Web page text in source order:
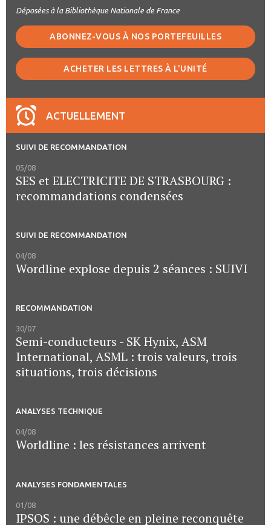
Déposées à la Bibliothèque Nationale de France
ABONNEZ-VOUS À NOS PORTEFEUILLES
ACHETER LES LETTRES À L'UNITÉ
ACTUELLEMENT
SUIVI DE RECOMMANDATION
05/08
SES et ELECTRICITE DE STRASBOURG :
recommandations condensées
SUIVI DE RECOMMANDATION
04/08
Wordline explose depuis 2 séances : SUIVI
RECOMMANDATION
30/07
Semi-conducteurs - SK Hynix, ASM
International, ASML : trois valeurs, trois
situations, trois décisions
ANALYSES TECHNIQUE
04/08
Worldline : les résistances arrivent
ANALYSES FONDAMENTALES
01/08
IPSOS : une débêcle en pleine reconquête